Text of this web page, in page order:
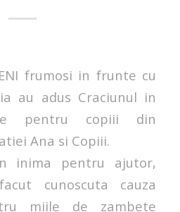
frumosi in frunte cu
au adus Craciunul in
pentru copiii din
Ana si Copiii.
inima pentru ajutor,
cunoscuta cauza
miile de zambete